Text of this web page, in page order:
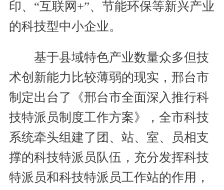
印、“互联网+”、节能环保等新兴产业
的科技型中小企业。
基于县域特色产业数量众多但技
术创新能力比较薄弱的现实，邢台市
制定出台了《邢台市全面深入推行科
技特派员制度工作方案》，全市科技
系统牵头组建了团、站、室、员相支
撑的科技特派员队伍，充分发挥科技
特派员和科技特派员工作站的作用，